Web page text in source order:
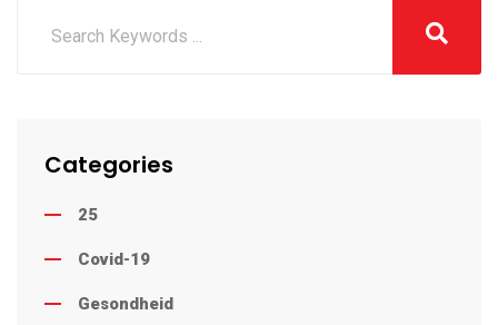
Categories
25
Covid-19
Gesondheid